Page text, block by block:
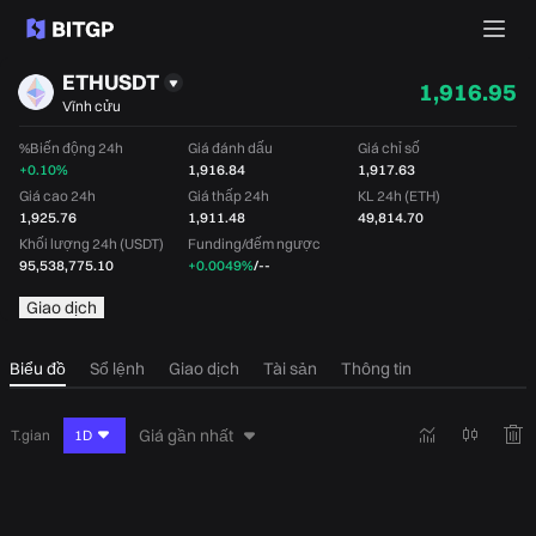
ETHUSDT
Vĩnh cửu 1,916.95
%Biến động 24h
+0.10%
Giá đánh dấu
1,916.84
Giá chỉ số
1,917.63
Giá cao 24h
1,925.76
Giá thấp 24h
1,911.48
KL 24h (ETH)
49,814.70
Khối lượng 24h (USDT)
95,538,775.10
Funding/đếm ngược
+0.0049%/--
Giao dịch
Biểu đồ Sổ lệnh Giao dịch Tài sản Thông tin
T.gian 1D Giá gần nhất